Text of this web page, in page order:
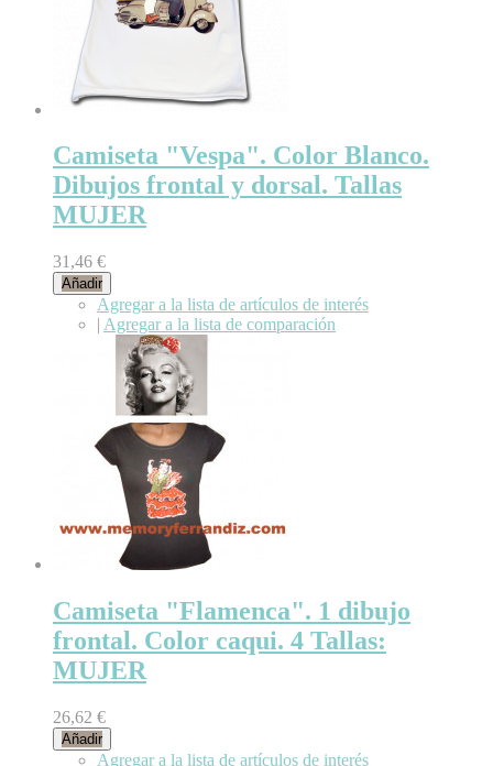
Camiseta "Vespa". Color Blanco.
Dibujos frontal y dorsal. Tallas
MUJER
31,46 €
Añadir
Agregar a la lista de artículos de interés
| Agregar a la lista de comparación
Camiseta "Flamenca". 1 dibujo
frontal. Color caqui. 4 Tallas:
MUJER
26,62 €
Añadir
Agregar a la lista de artículos de interés